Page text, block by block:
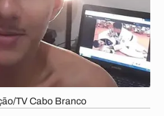
TV Cabo Branco